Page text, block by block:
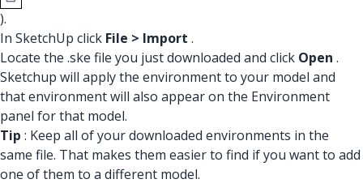
).
In SketchUp click File > Import .
Locate the .ske file you just downloaded and click Open .
Sketchup will apply the environment to your model and
that environment will also appear on the Environment
panel for that model.
Tip : Keep all of your downloaded environments in the
same file. That makes them easier to find if you want to add
one of them to a different model.